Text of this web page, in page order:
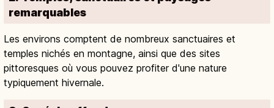
remarquables
Les environs comptent de nombreux sanctuaires et
temples nichés en montagne, ainsi que des sites
pittoresques où vous pouvez profiter d'une nature
typiquement hivernale.